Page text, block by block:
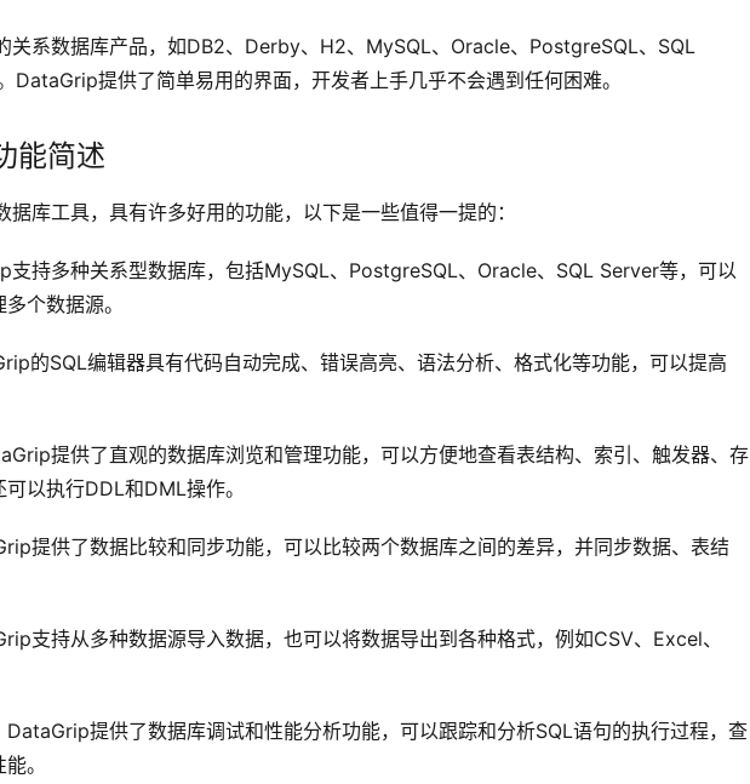
关系数据库产品，如DB2、Derby、H2、MySQL、Oracle、PostgreSQL、SQL
提供了简单易用的界面，开发者上手几乎不会遇到任何困难。
能简述
库工具，具有许多好用的功能，以下是一些值得一提的：
支持多种关系型数据库，包括MySQL、PostgreSQL、Oracle、SQL Server等，可以
个数据源。
的SQL编辑器具有代码自动完成、错误高亮、语法分析、格式化等功能，可以提高
提供了直观的数据库浏览和管理功能，可以方便地查看表结构、索引、触发器、存
以执行DDL和DML操作。
提供了数据比较和同步功能，可以比较两个数据库之间的差异，并同步数据、表结
支持从多种数据源导入数据，也可以将数据导出到各种格式，例如CSV、Excel、
提供了数据库调试和性能分析功能，可以跟踪和分析SQL语句的执行过程，查
。